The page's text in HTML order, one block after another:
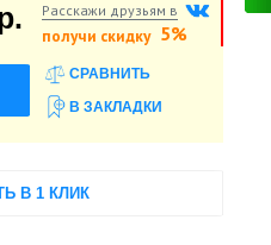
Расскажи друзьям в
получи скидку 5%
СРАВНИТЬ
В ЗАКЛАДКИ
В 1 КЛИК